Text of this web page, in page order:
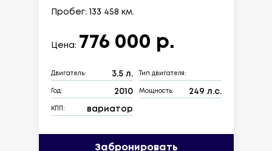
Пробег: 133 458 км.
Цена: 776 000 р.
Двигатель: 3.5 л. Тип двигателя:
Год: 2010 Мощность: 249 л.с.
КПП: вариатор
Забронировать